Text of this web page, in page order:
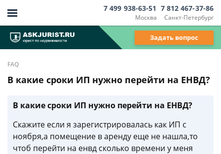
Москва
7 499 938-63-51
Санкт-Петербург
7 812 467-37-86
Задать вопрос
FAQ
В какие сроки ИП нужно перейти на ЕНВД?
В какие сроки ИП нужно перейти на ЕНВД?
Скажите если я зарегистрировалась как ИП с
ноября,а помещение в аренду еще не нашла,то
чтоб перейти на енвд сколько времени у меня